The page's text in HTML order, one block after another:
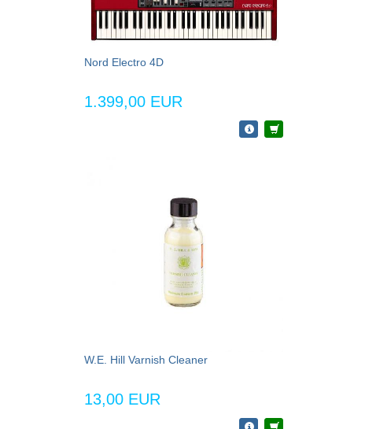
Nord Electro 4D
1.399,00 EUR
W.E. Hill Varnish Cleaner
13,00 EUR